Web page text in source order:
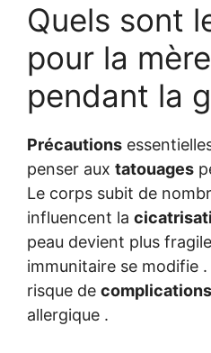
Quels sont
pour la
pendant la
Précautions
penser aux tatouages
Le corps subit de
influencent la
peau devient plus
immunitaire se modifie
risque de complications
allergique .